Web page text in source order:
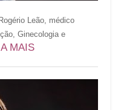
Leão, médico
Ginecologia e
MAIS